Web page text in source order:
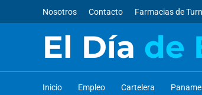
Nosotros Contacto Farmacias de
El Día de
Inicio Empleo Cartelera